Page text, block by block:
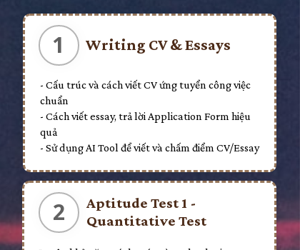
Writing CV & Essays
- Cấu trúc và cách viết CV ứng tuyển công việc
chuẩn
- Cách viết essay, trả lời Application Form hiệu
quả
- Sử dụng AI Tool để viết và chấm điểm CV/Essay
1
Aptitude Test 1 -
Quantitative Test
2